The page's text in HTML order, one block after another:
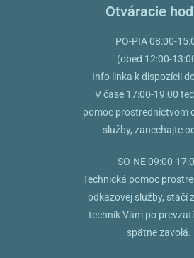
Otváracie
PO-PIA 08:00-
(obed 12:00-
Info linka k dispozícii
V čase 17:00-19:00
pomoc prostredníctvom
služby, zanechajte
SO-NE 09:00-
Technická pomoc
odkazovej služby, stačí
technik Vám po
spätne zavolá.